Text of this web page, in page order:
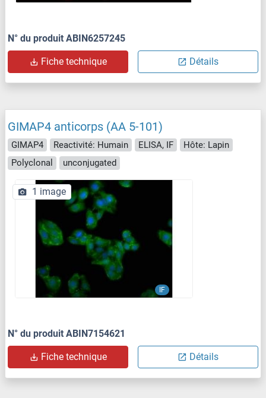
N° du produit ABIN6257245
Fiche technique Détails
GIMAP4 anticorps (AA 5-101)
GIMAP4 Reactivité: Humain ELISA, IF
Hôte: Lapin
Polyclonal
unconjugated
IF
1 image
N° du produit ABIN7154621
Fiche technique Détails